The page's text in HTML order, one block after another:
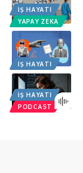
İŞ HAYATI
YAPAY ZEKA
İŞ HAYATI
İŞ HAYATI
PODCAST